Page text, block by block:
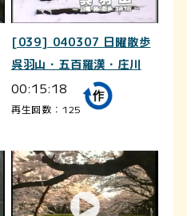
[039] 040307 日曜散歩
呉羽山・五百羅漢・庄川
00:15:18
再生回数：125